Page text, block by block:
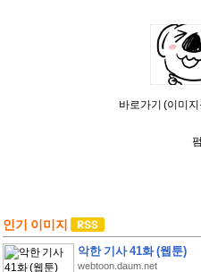
바로가기 (이미
인기 이미지
악한 기사 41화 (웹툰)
webtoon.daum.net